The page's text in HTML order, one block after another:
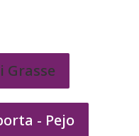
Grasse
- Pejo